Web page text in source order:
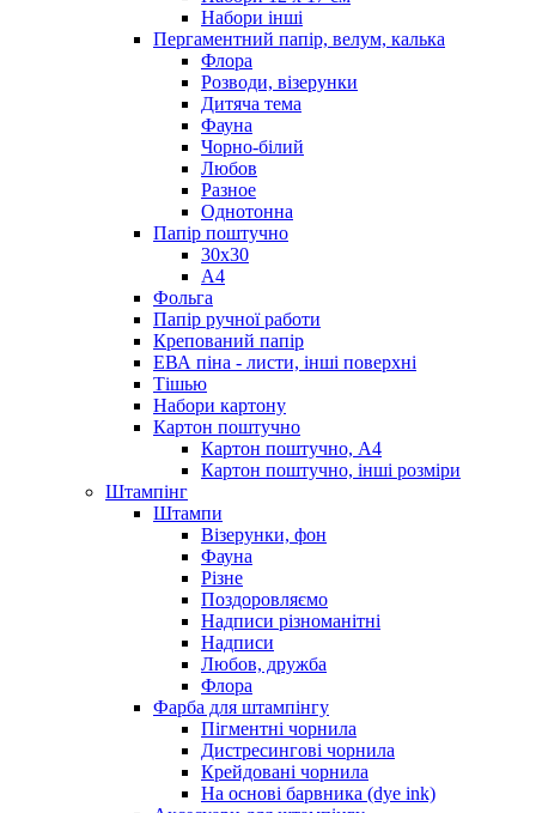
Набори інші
Пергаментний папір, велум, калька
Флора
Розводи, візерунки
Дитяча тема
Фауна
Чорно-білий
Любов
Разное
Однотонна
Папір поштучно
30х30
А4
Фольга
Папір ручної работи
Крепований папір
ЕВА піна - листи, інші поверхні
Тішью
Набори картону
Картон поштучно
Картон поштучно, А4
Картон поштучно, інші розміри
Штампінг
Штампи
Візерунки, фон
Фауна
Різне
Поздоровляємо
Надписи різноманітні
Надписи
Любов, дружба
Флора
Фарба для штампінгу
Пігментні чорнила
Дистресингові чорнила
Крейдовані чорнила
На основі барвника (dye ink)